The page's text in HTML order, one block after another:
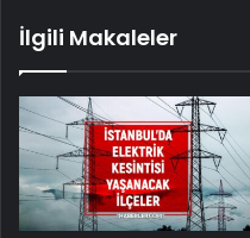
İlgili Makaleler